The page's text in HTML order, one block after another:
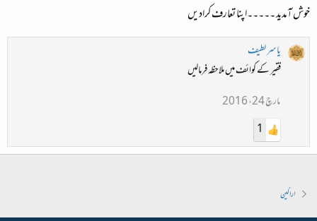
خوش آمدید ۔۔۔۔۔اپنا تعارف کرادیں
یاسر لطیف
فقیر کے کوائف میں ملاحظہ فرمالیں
مارچ 24، 2016
1
اراکین